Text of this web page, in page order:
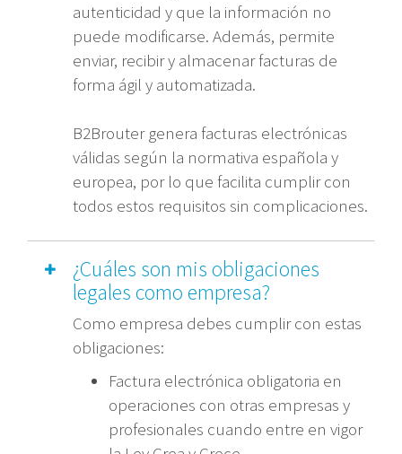
autenticidad y que la información no
puede modificarse. Además, permite
enviar, recibir y almacenar facturas de
forma ágil y automatizada.
B2Brouter genera facturas electrónicas
válidas según la normativa española y
europea, por lo que facilita cumplir con
todos estos requisitos sin complicaciones.
¿Cuáles son mis obligaciones
legales como empresa?
Como empresa debes cumplir con estas
obligaciones:
Factura electrónica obligatoria en
operaciones con otras empresas y
profesionales cuando entre en vigor